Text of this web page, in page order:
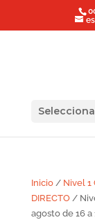
Inicio/ Nivel 1
DIRECTO/
agosto de 16